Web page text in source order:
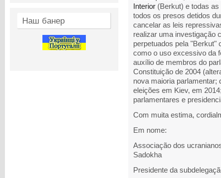
Наш банер
Interior (Berkut) e todas
todos os presos detidos
cancelar as leis
realizar uma investigação
perpetuados pela "Berkut"
como o uso excessivo da
auxílio de membros do
Constituição de 2004
nova maioria parlamentar;
eleições em Kiev, em
parlamentares e
Com muita estima,
Em nome:
Associação dos
Sadokha
Presidente da